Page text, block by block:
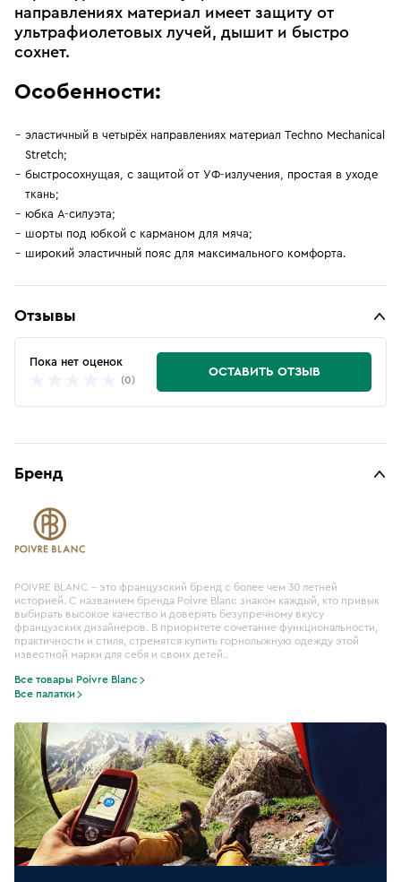
направлениях материал имеет защиту от
ультрафиолетовых лучей, дышит и быстро
сохнет.
Особенности:
эластичный в четырёх направлениях материал Techno Mechanical
Stretch;
быстросохнущая, с защитой от УФ-излучения, простая в уходе
ткань;
юбка А-силуэта;
шорты под юбкой с карманом для мяча;
широкий эластичный пояс для максимального комфорта.
Отзывы
Пока нет оценок
(0)
ОСТАВИТЬ ОТЗЫВ
Бренд
POIVRE BLANC - это французский бренд с более чем 30 летней
историей. С названием бренда Poivre Blanc знаком каждый, кто привык
выбирать высокое качество и доверять безупречному вкусу
французских дизайнеров. В приоритете сочетание функциональности,
практичности и стиля, стремятся купить горнолыжную одежду этой
известной марки для себя и своих детей..
Все товары Poivre Blanc
Все палатки